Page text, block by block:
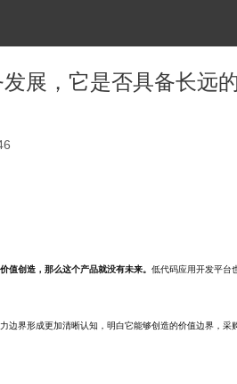
展，它是否具备长远
值创造，那么这个产品就没有未来。 低代码应用开发平台
界形成更加清晰认知，明白它能够创造的价值边界，